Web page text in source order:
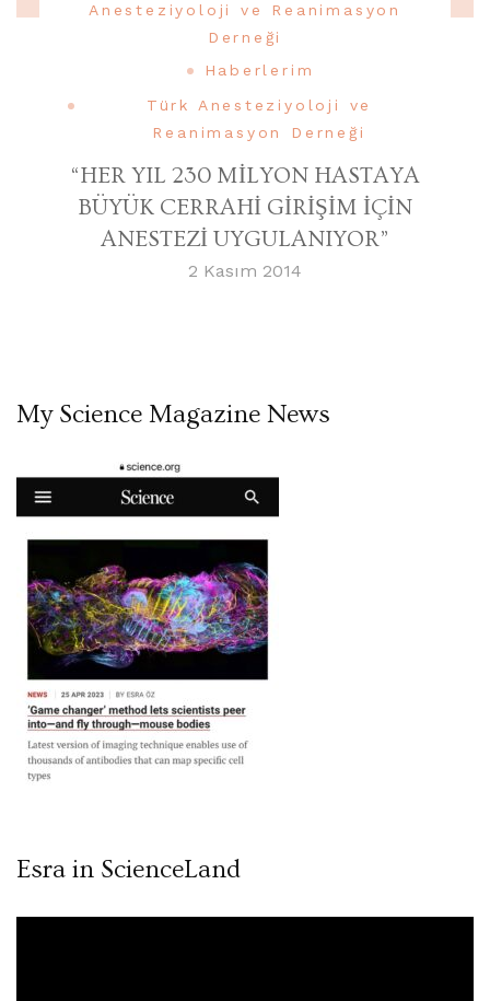
Anesteziyoloji ve Reanimasyon
Derneği
Haberlerim
Türk Anesteziyoloji ve
Reanimasyon Derneği
“HER YIL 230 MİLYON HASTAYA
BÜYÜK CERRAHİ GİRİŞİM İÇİN
ANESTEZİ UYGULANIYOR”
2 Kasım 2014
My Science Magazine News
Esra in ScienceLand